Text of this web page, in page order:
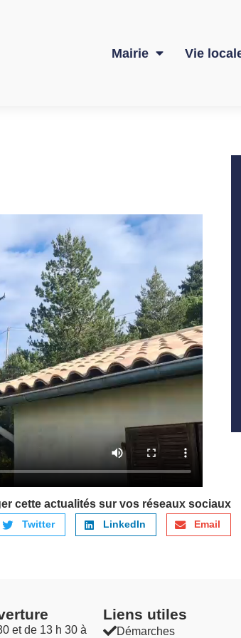
Mairie Vie
cette actualités sur vos réseaux sociaux
Twitter LinkedIn Email
et de 13 h 30 à
Liens utiles​
Démarches